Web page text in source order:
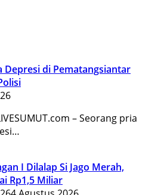
Depresi di Pematangsiantar
– Seorang pria
I Dilalap Si Jago Merah,
Rp1,5 Miliar